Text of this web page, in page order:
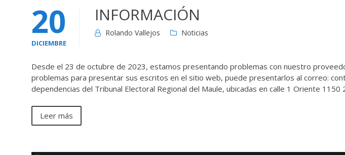
20
DICIEMBRE
INFORMACIÓN
Rolando Vallejos Noticias
Desde el 23 de octubre de 2023, estamos presentando problemas con nuestro
problemas para presentar sus escritos en el sitio web, puede presentarlos al correo:
dependencias del Tribunal Electoral Regional del Maule, ubicadas en calle 1 Oriente 1150
Leer más